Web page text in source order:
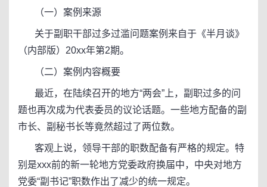
（一）案例来源
关于副职干部过多过滥问题案例来自于《半月谈》
（内部版）20xx年第2期。
（二）案例内容概要
最近，在陆续召开的地方“两会”上，副职过多的问
题也再次成为代表委员的议论话题。一些地方配备的副
市长、副秘书长等竟然超过了两位数。
客观上说，领导干部的职数配备有严格的规定。特
别是xxx前的新一轮地方党委政府换届中，中央对地方
党委“副书记”职数作出了减少的统一规定。